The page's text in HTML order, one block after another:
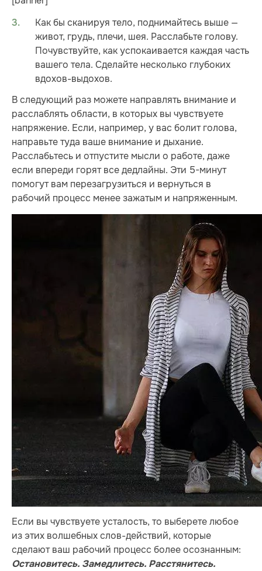
Как бы сканируя тело, поднимайтесь выше —
живот, грудь, плечи, шея. Расслабьте голову.
Почувствуйте, как успокаивается каждая часть
вашего тела. Сделайте несколько глубоких
вдохов-выдохов.
В следующий раз можете направлять внимание и
расслаблять области, в которых вы чувствуете
напряжение. Если, например, у вас болит голова,
направьте туда ваше внимание и дыхание.
Расслабьтесь и отпустите мысли о работе, даже
если впереди горят все дедлайны. Эти 5-минут
помогут вам перезагрузиться и вернуться в
рабочий процесс менее зажатым и напряженным.
Если вы чувствуете усталость, то выберете любое
из этих волшебных слов-действий, которые
сделают ваш рабочий процесс более осознанным:
Остановитесь. Замедлитесь. Расстянитесь.